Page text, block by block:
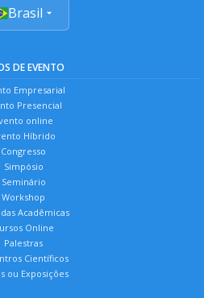
Brasil
DE EVENTO
Empresarial
Presencial
online
Híbrido
Congresso
Simpósio
Seminário
Workshop
Acadêmicas
Online
Palestras
Científicos
ou Exposições